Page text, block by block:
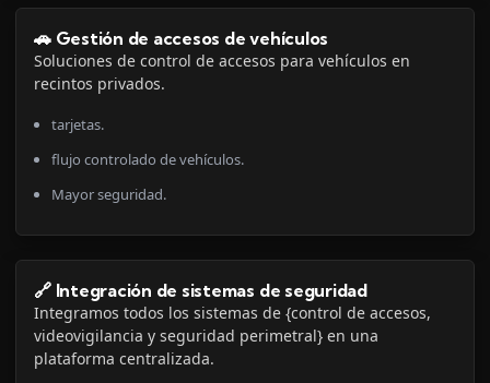
🚗 Gestión de accesos de vehículos
Soluciones de control de accesos para vehículos en
recintos privados.
tarjetas.
flujo controlado de vehículos.
Mayor seguridad.
🔗 Integración de sistemas de seguridad
Integramos todos los sistemas de {control de accesos,
videovigilancia y seguridad perimetral} en una
plataforma centralizada.